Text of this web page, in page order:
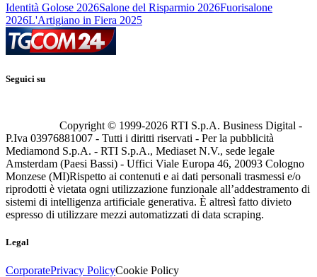
Identità Golose 2026Salone del Risparmio 2026Fuorisalone
2026L'Artigiano in Fiera 2025
Seguici su
Copyright © 1999-2026 RTI S.p.A. Business Digital -
P.Iva 03976881007 - Tutti i diritti riservati - Per la pubblicità
Mediamond S.p.A. - RTI S.p.A., Mediaset N.V., sede legale
Amsterdam (Paesi Bassi) - Uffici Viale Europa 46, 20093 Cologno
Monzese (MI)Rispetto ai contenuti e ai dati personali trasmessi e/o
riprodotti è vietata ogni utilizzazione funzionale all’addestramento di
sistemi di intelligenza artificiale generativa. È altresì fatto divieto
espresso di utilizzare mezzi automatizzati di data scraping.
Legal
CorporatePrivacy PolicyCookie Policy